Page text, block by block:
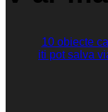
10 obiecte
iti pot salva